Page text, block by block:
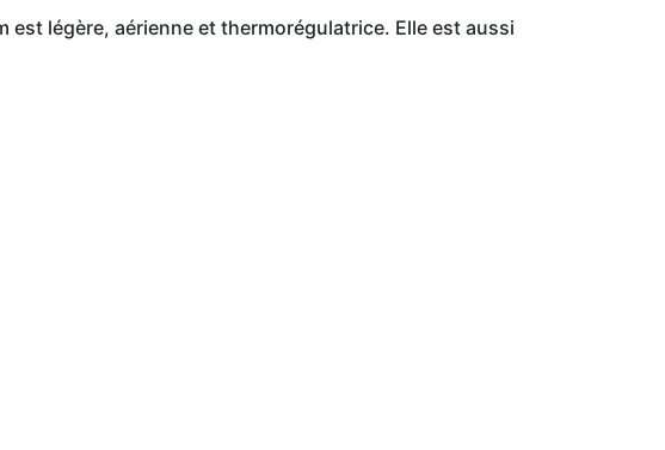
légère, aérienne et thermorégulatrice. Elle est aussi